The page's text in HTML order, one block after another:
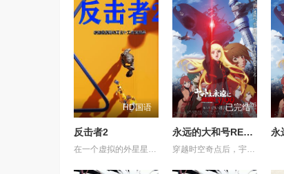
HD国语
反击者2
已完结
永远的大和号REBEL3199第六章碧蓝迷宫
穿越时空奇点后，宇宙战舰大和号抵达了一个全新的世界。这里并非未来，而是2026年的东京。远在加米拉斯战争爆发之前。一个未受行星核弹摧残的古老地球。如果大和号在这个时代驶向加米拉斯星球，未来或许会被改变。德萨里姆试图实现的“历史篡改”——土门龙介也面临着同样的诱惑。人类被德萨里姆改造的未来，以及战争本身的历史，或许都会消失。宇宙战舰大和号——以及他们自身——也将不复存在。然而，和平将会留存。一个阻止悲剧发生的绝望愿望。在莎夏猩红双眼的注视下，大和号化作一艘漆黑的战舰。在它留下的痕迹尽头，等待着它的是什么？